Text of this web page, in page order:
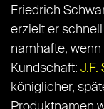
Friedrich
erzielt er
namhafte,
Kundschaft: J.F.
königlicher,